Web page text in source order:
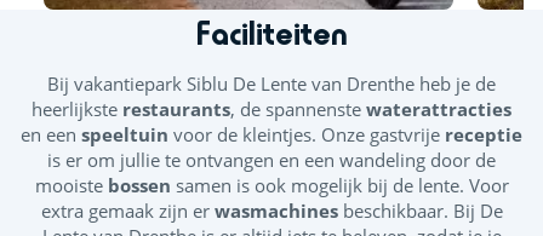
Faciliteiten
Bij vakantiepark Siblu De Lente van Drenthe heb je de
heerlijkste restaurants, de spannenste waterattracties
en een speeltuin voor de kleintjes. Onze gastvrije receptie
is er om jullie te ontvangen en een wandeling door de
mooiste bossen samen is ook mogelijk bij de lente. Voor
extra gemaak zijn er wasmachines beschikbaar. Bij De